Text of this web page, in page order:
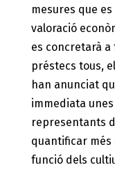
mesures que
valoració
es concretarà a
préstecs tous,
han anunciat
immediata
representants
quantificar més
funció dels